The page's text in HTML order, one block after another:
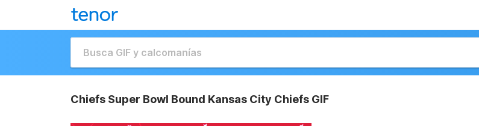
Chiefs Super Bowl Bound Kansas City Chiefs GIF